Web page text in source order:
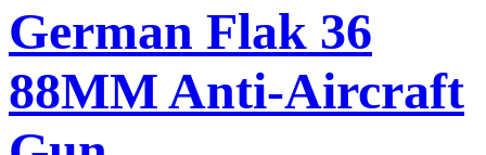
German Flak 36
88MM Anti-Aircraft